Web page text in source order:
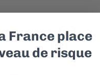
France place
de risque